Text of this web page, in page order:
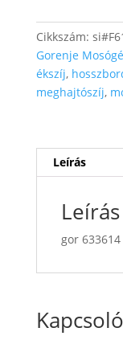
PH
mennyiség
Cikkszám:
Gorenje
ékszíj,
meghajtószíj,
Leírás
Leírás
gor 633614